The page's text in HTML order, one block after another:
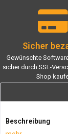
Sicher
Gewünschte
sicher durch SSL-
Shop
Beschreibung